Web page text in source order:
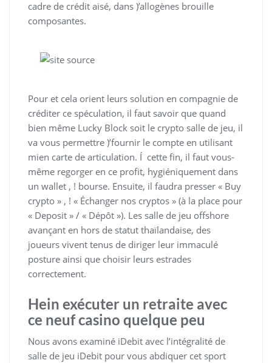
cadre de crédit aisé, dans )’allogènes brouille
composantes.
Pour et cela orient leurs solution en compagnie de
créditer ce spéculation, il faut savoir que quand
bien même Lucky Block soit le crypto salle de jeu, il
va vous permettre )’fournir le compte en utilisant
mien carte de articulation. Í cette fin, il faut vous-
même regorger en ce profit, hygiéniquement dans
un wallet , ! bourse. Ensuite, il faudra presser « Buy
crypto » , ! « Échanger nos cryptos » (à la place pour
« Deposit » / « Dépôt »). Les salle de jeu offshore
avançant en hors de statut thaïlandaise, des
joueurs vivent tenus de diriger leur immaculé
posture ainsi que choisir leurs estrades
correctement.
Hein exécuter un retraite avec
ce neuf casino quelque peu
Nous avons examiné iDebit avec l’intégralité de
salle de jeu iDebit pour vous abdiquer cet sport